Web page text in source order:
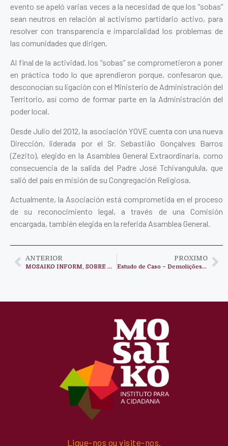
evento se apeló varias veces a la necesidad de que los “sobas”
sean neutros en relación al activismo partidario activo, para
resolver con transparencia e imparcialidad los problemas de
las comunidades que dirigen.
Al final de la actividad, los “sobas” se comprometieron a poner
en práctica todo lo que aprendieron porque, confesaron que,
desconocían su ligación con el Ministerio de Administración del
Territorio, así como de formar parte en la Administración del
poder local.
Desde Julio del 2012, la asociación YOVE cuenta con una nueva
Dirección, liderada por el Sr. Sebastião Gonçalves Barros
(Zezito), elegido en la Asamblea General Extraordinaria, como
consecuencia de la salida del Padre José Tchivangulula, que
salió del país en misión de su Congregación Religiosa.
Actualmente, la Asociación está comprometida en el proceso
de su reconocimiento legal, a través de una Comisión
encargada, también elegida en la referida Asamblea General.
ANTERIOR
MOSAIKO INFORM, SOBRE DIREITOS HUMANOS, DISPONÍVEL EM VÁRIAS INSTITUIÇÕES RELIGIOSAS E CIVIS
PROXIMO
Estudo de Caso – Demolições e Realojamento na Matala
Ligue-nos ou visite-nos.